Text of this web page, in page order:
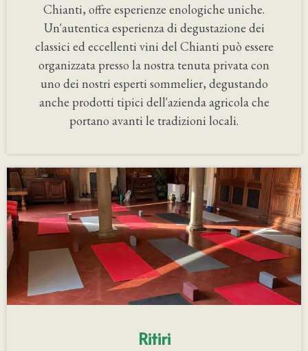
Chianti, offre esperienze enologiche uniche.
Un'autentica esperienza di degustazione dei
classici ed eccellenti vini del Chianti può essere
organizzata presso la nostra tenuta privata con
uno dei nostri esperti sommelier, degustando
anche prodotti tipici dell'azienda agricola che
portano avanti le tradizioni locali.
Ritiri